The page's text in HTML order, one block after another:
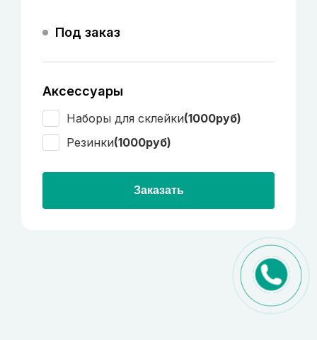
Под заказ
Аксессуары
Наборы для склейки(1000руб)
Резинки(1000руб)
Заказать